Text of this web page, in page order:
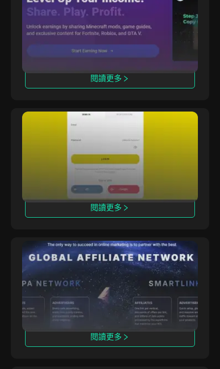
CPALead 專注於移動應用推廣，提供實時競價平
閱讀更多
Offerrum 自2010年起運營，提供2000個推廣項
目，其中250個為聯盟夥伴專屬。
閱讀更多
ClickDealer
ClickDealer 通過多領域（如電商和健康）提升活
動投資回報率。
閱讀更多